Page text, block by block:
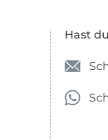
Hast